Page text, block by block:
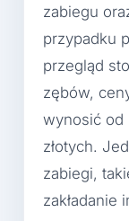
zabiegu
przypadku
przegląd
zębów,
wynosić od
złotych.
zabiegi,
zakładanie